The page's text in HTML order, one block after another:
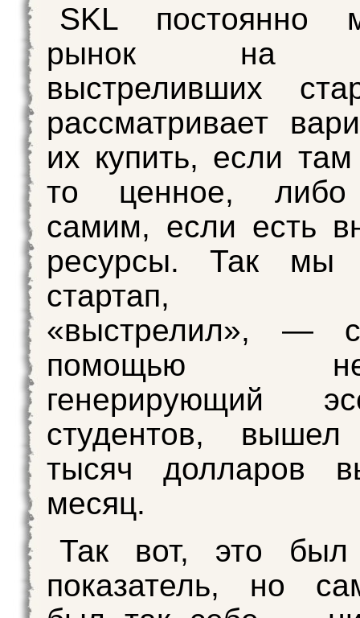
SKL постоянно
рынок на
выстреливших
рассматривает
их купить, если
то ценное, либо
самим, если есть
ресурсы. Так мы
стартап,
«выстрелил», —
помощью
генерирующий
студентов,
тысяч долларов
месяц.
Так вот, это был
показатель, но